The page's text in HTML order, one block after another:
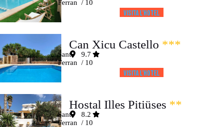
Ferran / 10
Visita l’HOTEL
Can Xicu Castello ***
Sant
Ferran
9.7
/ 10
Visita l’HOTEL
Hostal Illes Pitiüses **
Sant
Ferran
8.2
/ 10